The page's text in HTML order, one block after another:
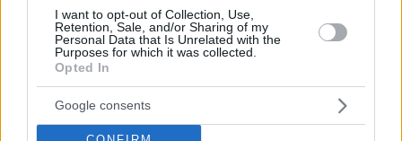
I want to opt-out of Collection, Use,
Retention, Sale, and/or Sharing of my
Personal Data that Is Unrelated with the
Purposes for which it was collected.
Opted In
Google consents
Θρήνος για τον Μέσι: Πέθανε στα 68
του χρόνια ο πατέρας του, Χόρχε -
Υπήρξε ο μέντορας και ατζέντης του
μέχρι την τελευταία στιγμή
08.08.2026, 16:05 7